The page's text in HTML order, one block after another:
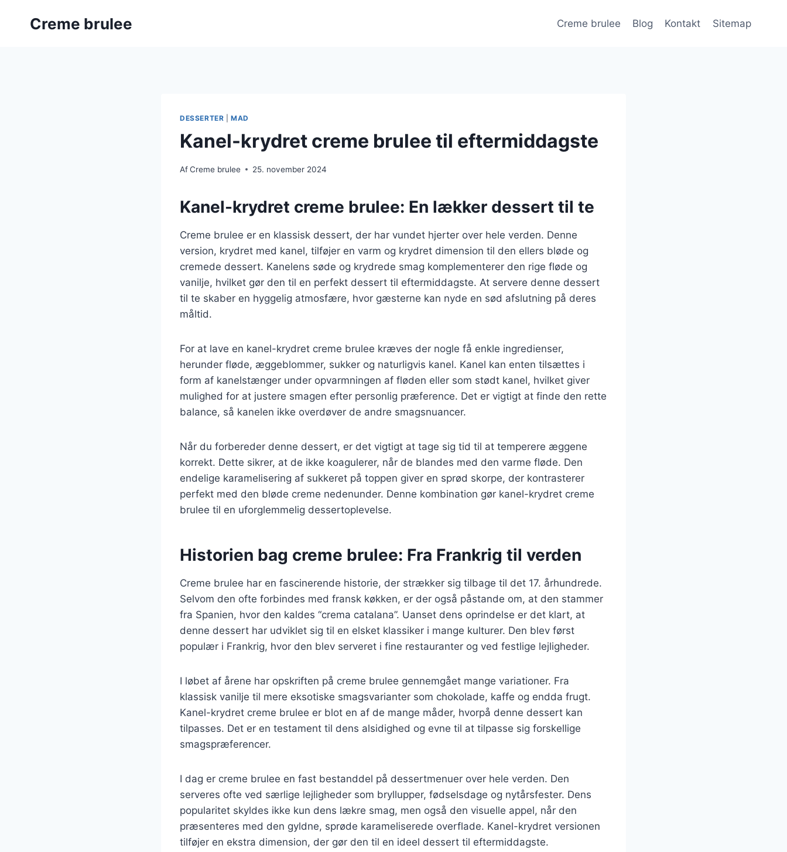
Creme brulee Creme brulee Blog Kontakt Sitemap
DESSERTER |MAD
Kanel-krydret creme brulee til eftermiddagste
AfCreme brulee 25. november 2024
Kanel-krydret creme brulee: En lækker dessert til te
Creme brulee er en klassisk dessert, der har vundet hjerter over hele verden. Denne
version, krydret med kanel, tilføjer en varm og krydret dimension til den ellers bløde og
cremede dessert. Kanelens søde og krydrede smag komplementerer den rige fløde og
vanilje, hvilket gør den til en perfekt dessert til eftermiddagste. At servere denne dessert
til te skaber en hyggelig atmosfære, hvor gæsterne kan nyde en sød afslutning på deres
måltid.
For at lave en kanel-krydret creme brulee kræves der nogle få enkle ingredienser,
herunder fløde, æggeblommer, sukker og naturligvis kanel. Kanel kan enten tilsættes i
form af kanelstænger under opvarmningen af fløden eller som stødt kanel, hvilket giver
mulighed for at justere smagen efter personlig præference. Det er vigtigt at finde den rette
balance, så kanelen ikke overdøver de andre smagsnuancer.
Når du forbereder denne dessert, er det vigtigt at tage sig tid til at temperere æggene
korrekt. Dette sikrer, at de ikke koagulerer, når de blandes med den varme fløde. Den
endelige karamelisering af sukkeret på toppen giver en sprød skorpe, der kontrasterer
perfekt med den bløde creme nedenunder. Denne kombination gør kanel-krydret creme
brulee til en uforglemmelig dessertoplevelse.
Historien bag creme brulee: Fra Frankrig til verden
Creme brulee har en fascinerende historie, der strækker sig tilbage til det 17. århundrede.
Selvom den ofte forbindes med fransk køkken, er der også påstande om, at den stammer
fra Spanien, hvor den kaldes “crema catalana”. Uanset dens oprindelse er det klart, at
denne dessert har udviklet sig til en elsket klassiker i mange kulturer. Den blev først
populær i Frankrig, hvor den blev serveret i fine restauranter og ved festlige lejligheder.
I løbet af årene har opskriften på creme brulee gennemgået mange variationer. Fra
klassisk vanilje til mere eksotiske smagsvarianter som chokolade, kaffe og endda frugt.
Kanel-krydret creme brulee er blot en af de mange måder, hvorpå denne dessert kan
tilpasses. Det er en testament til dens alsidighed og evne til at tilpasse sig forskellige
smagspræferencer.
I dag er creme brulee en fast bestanddel på dessertmenuer over hele verden. Den
serveres ofte ved særlige lejligheder som bryllupper, fødselsdage og nytårsfester. Dens
popularitet skyldes ikke kun dens lækre smag, men også den visuelle appel, når den
præsenteres med den gyldne, sprøde karameliserede overflade. Kanel-krydret versionen
tilføjer en ekstra dimension, der gør den til en ideel dessert til eftermiddagste.